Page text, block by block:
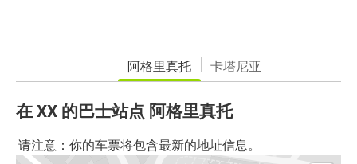
阿格里真托 卡塔尼亚
在 XX 的巴士站点 阿格里真托
请注意：你的车票将包含最新的地址信息。